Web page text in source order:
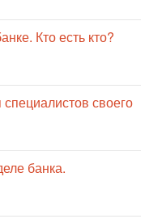
Кто есть кто?
своего
банка.